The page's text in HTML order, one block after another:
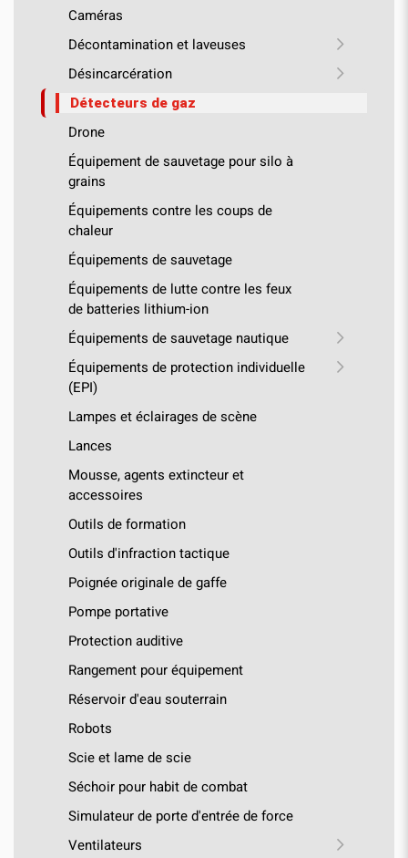
Caméras
Décontamination et laveuses
Désincarcération
Détecteurs de gaz
Drone
Équipement de sauvetage pour silo à
grains
Équipements contre les coups de
chaleur
Équipements de sauvetage
Équipements de lutte contre les feux
de batteries lithium-ion
Équipements de sauvetage nautique
Équipements de protection individuelle
(EPI)
Lampes et éclairages de scène
Lances
Mousse, agents extincteur et
accessoires
Outils de formation
Outils d'infraction tactique
Poignée originale de gaffe
Pompe portative
Protection auditive
Rangement pour équipement
Réservoir d'eau souterrain
Robots
Scie et lame de scie
Séchoir pour habit de combat
Simulateur de porte d'entrée de force
Ventilateurs